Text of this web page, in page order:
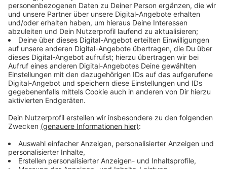
Immer auf dem Laufenden
bleiben!
Verpass' nichts mehr - mit unserem kostenlosen
ANTENNE BAYERN Newsletter. Ob Nachrichten,
Lifestyle oder unsere neuesten Aktionen - wir
informieren dich.
Zum Newsletter anmelden